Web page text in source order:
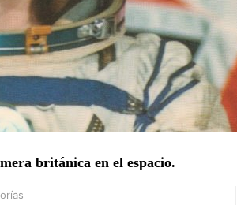
británica en el espacio.